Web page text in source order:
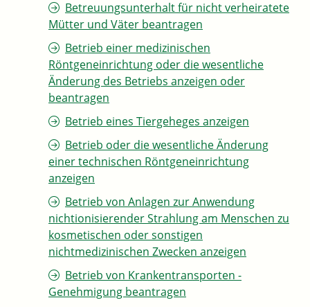
Betreuungsunterhalt für nicht verheiratete
Mütter und Väter beantragen
Betrieb einer medizinischen
Röntgeneinrichtung oder die wesentliche
Änderung des Betriebs anzeigen oder
beantragen
Betrieb eines Tiergeheges anzeigen
Betrieb oder die wesentliche Änderung
einer technischen Röntgeneinrichtung
anzeigen
Betrieb von Anlagen zur Anwendung
nichtionisierender Strahlung am Menschen zu
kosmetischen oder sonstigen
nichtmedizinischen Zwecken anzeigen
Betrieb von Krankentransporten -
Genehmigung beantragen